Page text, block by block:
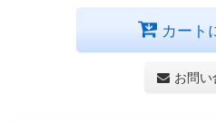
カート
お問い